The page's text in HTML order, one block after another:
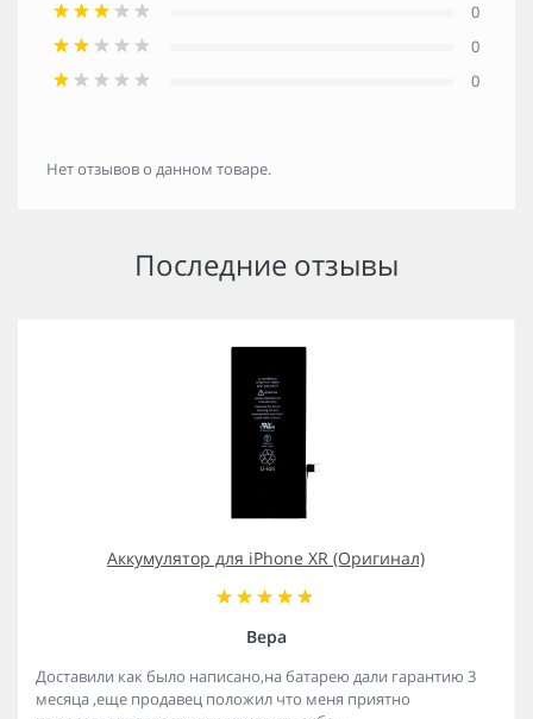
0
0
0
Нет отзывов о данном товаре.
Последние отзывы
Аккумулятор для iPhone XR (Оригинал)
Вера
Доставили как было написано,на батарею дали гарантию 3
месяца ,еще продавец положил что меня приятно